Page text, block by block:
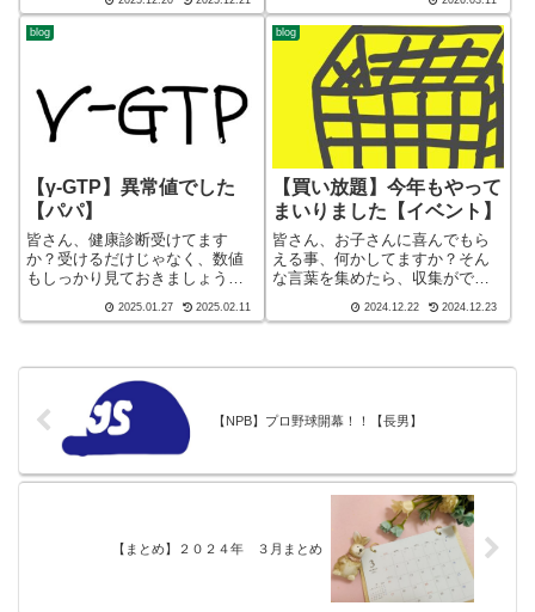
きるかもしれませんよ！皆さ
ん、子育てしてますかー！こん
布団ブログの運営をしているざ
ぶ(@meitou_zabuton)です。わた
しは40代でひとり親（シンパ
パ）になり、手探り状態のほ...
blog
【γ-GTP】異常値でした
【パパ】
皆さん、健康診断受けてます
か？受けるだけじゃなく、数値
もしっかり見ておきましょう皆
ログ ショート バージョン
いるざぶ(@meitou_zab...
2025.01.27 2025.02.11
blog
【買い放題】今年もやって
まいりました【イベント】
皆さん、お子さんに喜んでもら
える事、何かしてますか？そん
な言葉を集めたら、収集ができ
てしてますかー！ブログ ショ
ログの運営をしているざぶ(@...
2024.12.22 2024.12.23
【NPB】プロ野球開幕！！【長男】
【まとめ】２０２４年 ３月まとめ